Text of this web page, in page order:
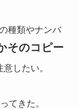
種類やナンバ
そのコピー
したい。
てきた。